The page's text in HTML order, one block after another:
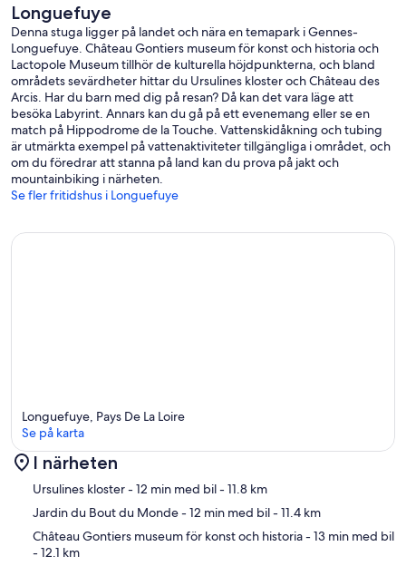
Longuefuye
Denna stuga ligger på landet och nära en temapark i Gennes-
Longuefuye. Château Gontiers museum för konst och historia och
Lactopole Museum tillhör de kulturella höjdpunkterna, och bland
områdets sevärdheter hittar du Ursulines kloster och Château des
Arcis. Har du barn med dig på resan? Då kan det vara läge att
besöka Labyrint. Annars kan du gå på ett evenemang eller se en
match på Hippodrome de la Touche. Vattenskidåkning och tubing
är utmärkta exempel på vattenaktiviteter tillgängliga i området, och
om du föredrar att stanna på land kan du prova på jakt och
mountainbiking i närheten.
Se fler fritidshus i Longuefuye
Karta
Longuefuye, Pays De La Loire
Se på karta
I närheten
Ursulines kloster- 12 min med bil- 11.8 km
Jardin du Bout du Monde- 12 min med bil- 11.4 km
Château Gontiers museum för konst och historia- 13 min med bil
- 12.1 km